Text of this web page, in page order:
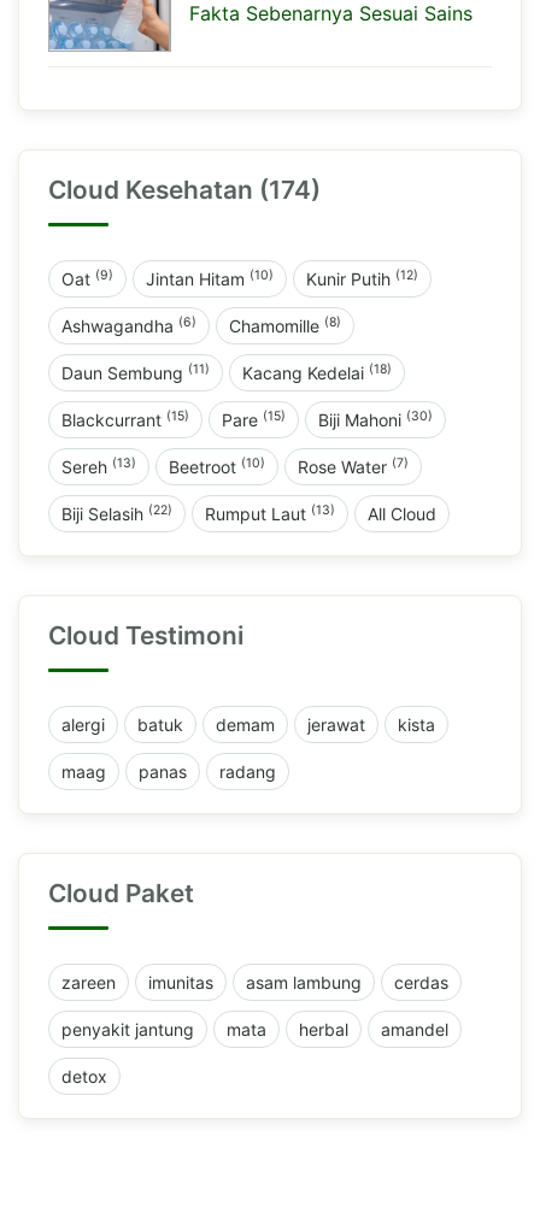
Fakta Sebenarnya Sesuai Sains
Cloud Kesehatan (174)
Oat (9) Jintan Hitam (10) Kunir Putih (12)
Ashwagandha (6) Chamomille (8)
Daun Sembung (11) Kacang Kedelai (18)
Blackcurrant (15) Pare (15) Biji Mahoni (30)
Sereh (13) Beetroot (10) Rose Water (7)
Biji Selasih (22) Rumput Laut (13) All Cloud
Cloud Testimoni
alergi batuk demam jerawat kista
maag panas radang
Cloud Paket
zareen imunitas asam lambung cerdas
penyakit jantung mata herbal amandel
detox